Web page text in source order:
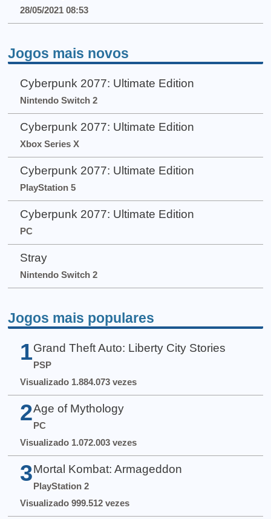
28/05/2021 08:53
Jogos mais novos
Cyberpunk 2077: Ultimate Edition
Nintendo Switch 2
Cyberpunk 2077: Ultimate Edition
Xbox Series X
Cyberpunk 2077: Ultimate Edition
PlayStation 5
Cyberpunk 2077: Ultimate Edition
PC
Stray
Nintendo Switch 2
Jogos mais populares
1 Grand Theft Auto: Liberty City Stories
PSP
Visualizado 1.884.073 vezes
2 Age of Mythology
PC
Visualizado 1.072.003 vezes
3 Mortal Kombat: Armageddon
PlayStation 2
Visualizado 999.512 vezes